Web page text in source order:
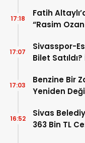
Fatih
“Rasim
17:18
Sivasspor-
Bilet
17:07
Benzine Bir
Yeniden
17:03
Sivas
363 Bin TL
16:52